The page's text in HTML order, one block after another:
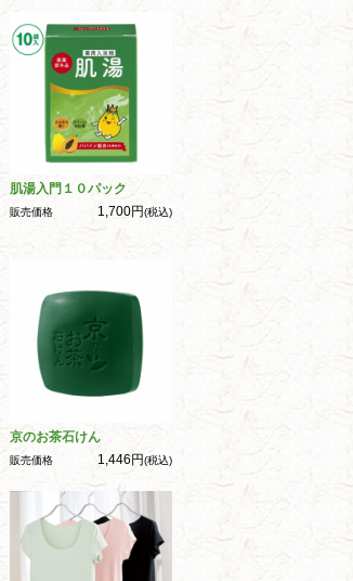
肌湯入門１０パック
販売価格 1,700円(税込)
京のお茶石けん
販売価格 1,446円(税込)